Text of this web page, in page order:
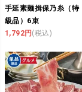
手延素麺揖保乃糸（特
級品）6束
1,792円 (税込)